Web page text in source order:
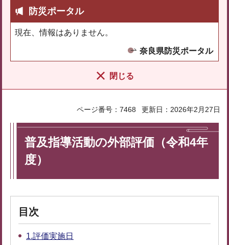
防災ポータル
現在、情報はありません。
奈良県防災ポータル
閉じる
ページ番号：7468 更新日：2026年2月27日
普及指導活動の外部評価（令和4年
度）
目次
1.評価実施日